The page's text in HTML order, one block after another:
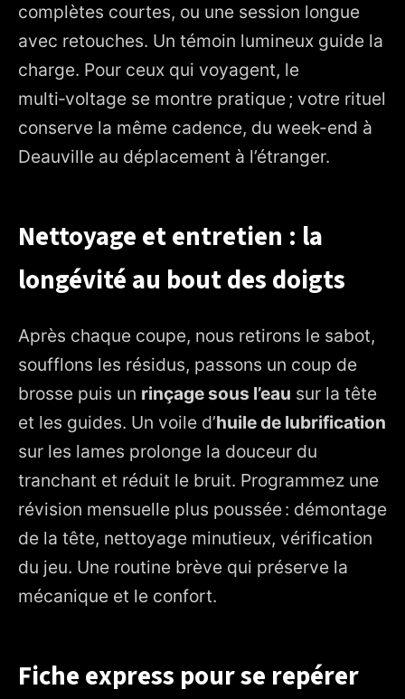
complètes courtes, ou une session longue
avec retouches. Un témoin lumineux guide la
charge. Pour ceux qui voyagent, le
multi‑voltage se montre pratique ; votre rituel
conserve la même cadence, du week-end à
Deauville au déplacement à l’étranger.
Nettoyage et entretien : la
longévité au bout des doigts
Après chaque coupe, nous retirons le sabot,
soufflons les résidus, passons un coup de
brosse puis un rinçage sous l’eau sur la tête
et les guides. Un voile d’huile de lubrification
sur les lames prolonge la douceur du
tranchant et réduit le bruit. Programmez une
révision mensuelle plus poussée : démontage
de la tête, nettoyage minutieux, vérification
du jeu. Une routine brève qui préserve la
mécanique et le confort.
Fiche express pour se repérer